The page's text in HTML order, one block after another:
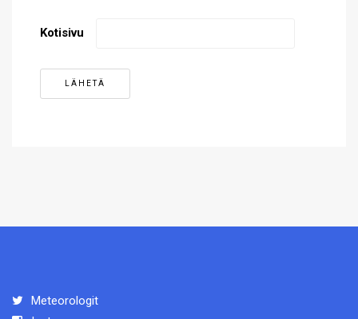
Kotisivu
Meteorologit